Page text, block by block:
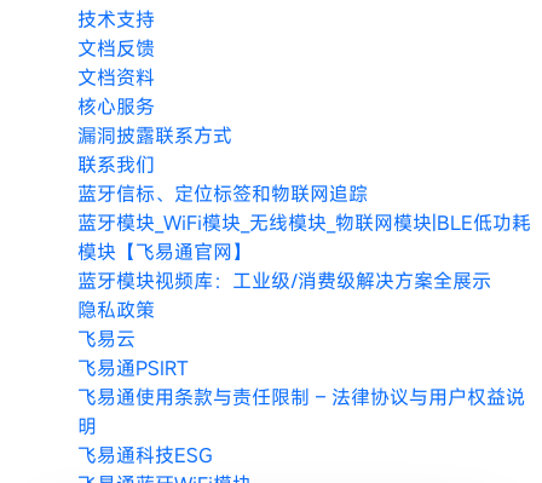
技术支持
文档反馈
文档资料
核心服务
漏洞披露联系方式
联系我们
蓝牙信标、定位标签和物联网追踪
蓝牙模块_WiFi模块_无线模块_物联网模块|BLE低功耗
模块【飞易通官网】
蓝牙模块视频库：工业级/消费级解决方案全展示
隐私政策
飞易云
飞易通PSIRT
飞易通使用条款与责任限制 – 法律协议与用户权益说
明
飞易通科技ESG